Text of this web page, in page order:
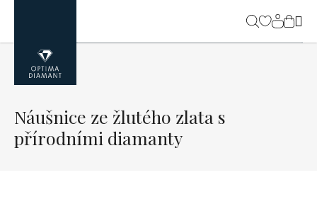
obsah
Náušnice ze žlutého zlata s
přírodními diamanty